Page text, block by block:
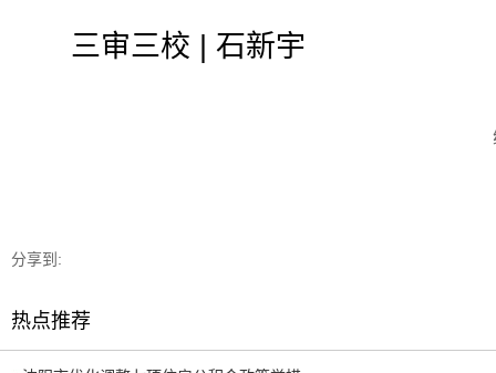
三审三校 | 石新宇
分享到:
热点推荐